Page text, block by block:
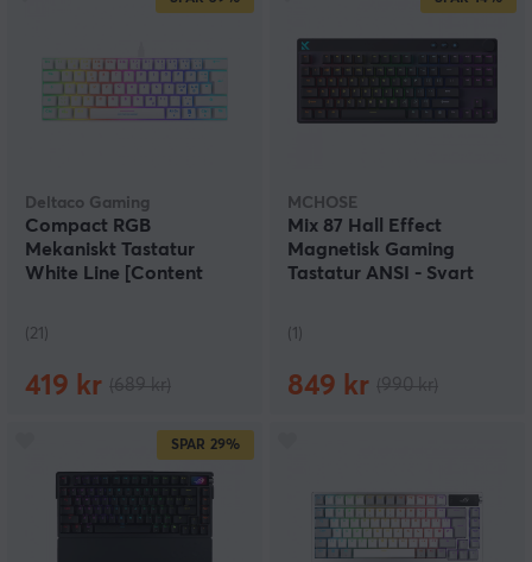
Deltaco Gaming
Compact RGB
Mekaniskt Tastatur
White Line [Content
(21)
419 kr
MCHOSE
Mix 87 Hall Effect
Magnetisk Gaming
Tastatur ANSI - Svart
(1)
849 kr
SPAR 29%